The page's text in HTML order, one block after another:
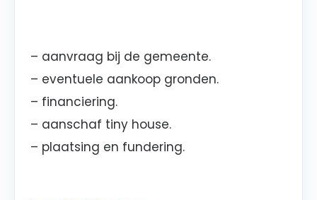
– aanvraag bij de gemeente.
– eventuele aankoop gronden.
– financiering.
– aanschaf tiny house.
– plaatsing en fundering.